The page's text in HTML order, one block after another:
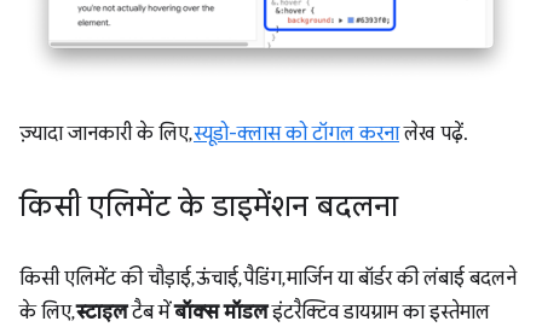
ज़्यादा जानकारी के लिए,स्यूडो-क्लास को टॉगल करनालेख पढ़ें.
किसी एलिमेंट के डाइमेंशन बदलना
किसी एलिमेंट की चौड़ाई, ऊंचाई, पैडिंग, मार्जिन या बॉर्डर की लंबाई बदलने
के लिए,स्टाइलटैब मेंबॉक्स मॉडलइंटरैक्टिव डायग्राम का इस्तेमाल